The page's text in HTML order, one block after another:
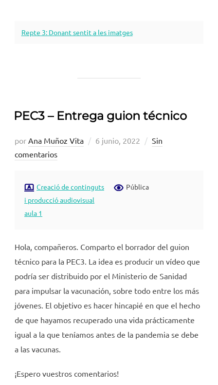
Repte 3: Donant sentit a les imatges
PEC3 – Entrega guion técnico
por Ana Muñoz Vita
Publicado
6 junio, 2022
Sin
comentarios
Creació de continguts
i producció audiovisual
aula 1
Pública
Hola, compañeros. Comparto el borrador del guion
técnico para la PEC3. La idea es producir un vídeo que
podría ser distribuido por el Ministerio de Sanidad
para impulsar la vacunación, sobre todo entre los más
jóvenes. El objetivo es hacer hincapié en que el hecho
de que hayamos recuperado una vida prácticamente
igual a la que teníamos antes de la pandemia se debe
a las vacunas.
¡Espero vuestros comentarios!